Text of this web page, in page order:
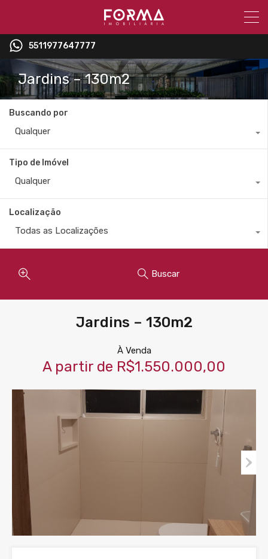
5511977647777
Jardins – 130m2
Buscando por
Qualquer
Tipo de Imóvel
Qualquer
Localização
Todas as Localizações
Buscar
Jardins – 130m2
À Venda
A partir de R$1.550.000,00